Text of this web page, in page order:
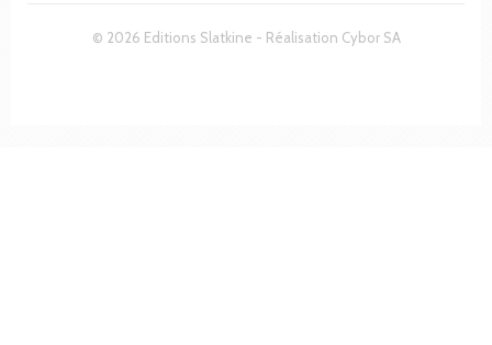
© 2026 Editions Slatkine - Réalisation Cybor SA